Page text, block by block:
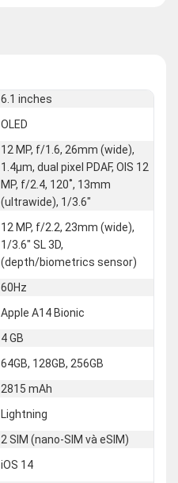
6.1 inches
OLED
12 MP, f/1.6, 26mm (wide),
1.4µm, dual pixel PDAF, OIS 12
MP, f/2.4, 120˚, 13mm
(ultrawide), 1/3.6"
12 MP, f/2.2, 23mm (wide),
1/3.6" SL 3D,
(depth/biometrics sensor)
60Hz
Apple A14 Bionic
4 GB
64GB, 128GB, 256GB
2815 mAh
Lightning
2 SIM (nano‑SIM và eSIM)
iOS 14